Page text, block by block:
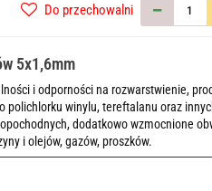
Do przechowalni
5x1,6mm
i odporności na rozwarstwienie,
polichlorku winylu, tereftalanu oraz
dodatkowo wzmocnione
i olejów, gazów, proszków.